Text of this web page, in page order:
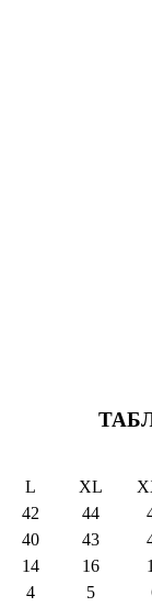
L XL
42 44
40 43
14 16
4 5